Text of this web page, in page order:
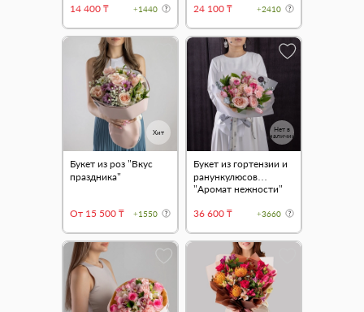
14 400 ₸ +1440
24 100 ₸
+2410
Хит
Букет из роз "Вкус
праздника"
От 15 500 ₸ +1550
Нет в
наличии
Букет из гортензии и
ранункулюсов
"Аромат нежности"
36 600 ₸
+3660